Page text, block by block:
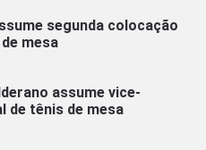
segunda colocação
mesa
assume vice-
de tênis de mesa